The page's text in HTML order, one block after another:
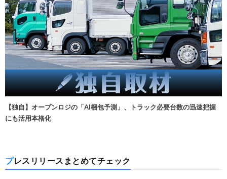
【独自】オープンロジの「AI梱包予測」、トラック必要台数の迅速把握
にも活用本格化
プレスリリースまとめてチェック